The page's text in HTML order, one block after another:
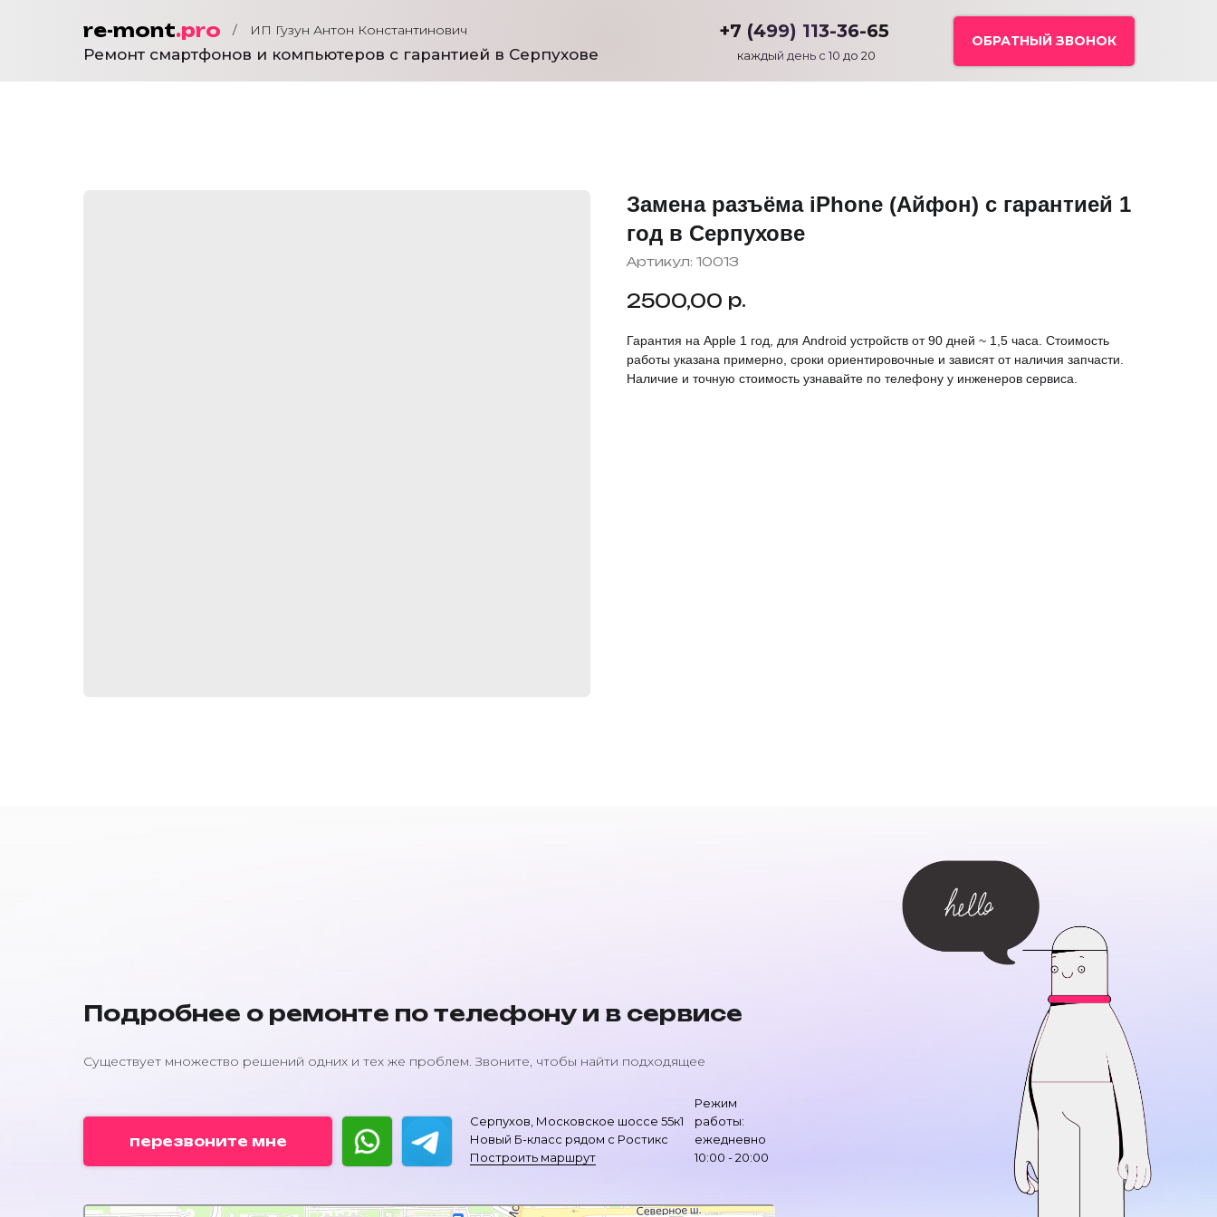
+7 (499) 113-36-65
каждый день с 10 до 20
Ремонт смартфонов и компьютеров с гарантией в Серпухове
ОБРАТНЫЙ ЗВОНОК
re-mont.pro ИП Гузун Антон Константинович
/
Замена разъёма iPhone (Айфон) с гарантией 1
год в Серпухове
Артикул: 10013
2500,00 р.
Гарантия на Apple 1 год, для Android устройств от 90 дней ~ 1,5 часа. Стоимость
работы указана примерно, сроки ориентировочные и зависят от наличия запчасти.
Наличие и точную стоимость узнавайте по телефону у инженеров сервиса.
Подробнее о ремонте по телефону и в сервисе
Существует множество решений одних и тех же проблем. Звоните, чтобы найти подходящее
перезвоните мне
Серпухов, Московское шоссе 55к1
Новый Б-класс рядом с Ростикс
Построить маршрут
Режим
работы:
ежедневно
10:00 - 20:00